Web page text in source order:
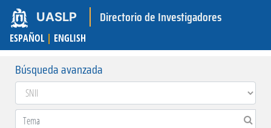
UASLP Directorio de Investigadores
ESPAÑOL | ENGLISH
Búsqueda avanzada